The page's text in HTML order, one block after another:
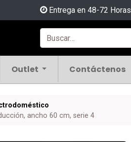
Entrega en 48-72 Horas
Outlet Contáctenos
ancho 60 cm, serie 4